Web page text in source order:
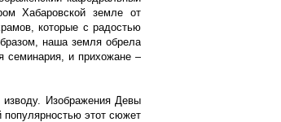
Хабаровской земле от
которые с радостью
наша земля обрела
семинария, и прихожане –
изводу. Изображения Девы
этот сюжет